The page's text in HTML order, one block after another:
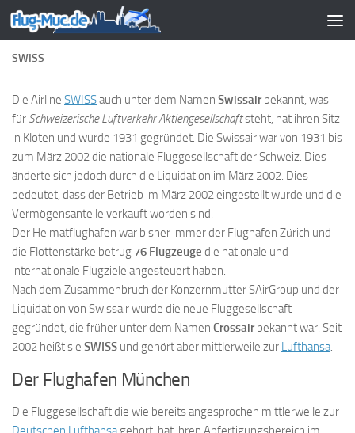
Zum Inhalt springen
SWISS
Die Airline SWISSauch unter dem Namen Swissairbekannt, was
für Schweizerische Luftverkehr Aktiengesellschaftsteht, hat ihren Sitz
in Kloten und wurde 1931 gegründet. Die Swissair war von 1931 bis
zum März 2002 die nationale Fluggesellschaft der Schweiz. Dies
änderte sich jedoch durch die Liquidation im März 2002. Dies
bedeutet, dass der Betrieb im März 2002 eingestellt wurde und die
Vermögensanteile verkauft worden sind.
Der Heimatflughafen war bisher immer der Flughafen Zürich und
die Flottenstärke betrug 76 Flugzeuge die nationale und
internationale Flugziele angesteuert haben.
Nach dem Zusammenbruch der Konzernmutter SAirGroup und der
Liquidation von Swissair wurde die neue Fluggesellschaft
gegründet, die früher unter dem Namen Crossairbekannt war. Seit
2002 heißt sie SWISS und gehört aber mittlerweile zur Lufthansa.
Der Flughafen München
Die Fluggesellschaft die wie bereits angesprochen mittlerweile zur